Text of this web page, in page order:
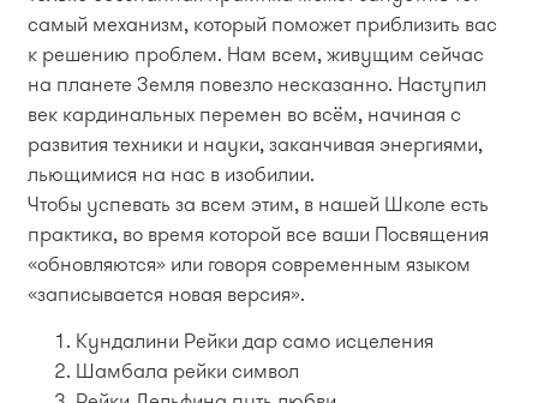
самый механизм, который поможет приблизить вас
к решению проблем. Нам всем, живущим сейчас
на планете Земля повезло несказанно. Наступил
век кардинальных перемен во всём, начиная с
развития техники и науки, заканчивая энергиями,
льющимися на нас в изобилии.
Чтобы успевать за всем этим, в нашей Школе есть
практика, во время которой все ваши Посвящения
«обновляются» или говоря современным языком
«записывается новая версия».
Кундалини Рейки дар само исцеления
Шамбала рейки символ